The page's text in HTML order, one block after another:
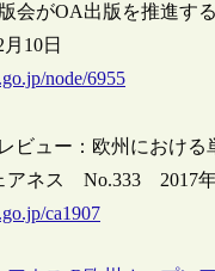
会がOA出版を推進す
月10日
node/6955
ビュー：欧州におけ
アネス No.333 2017年
ca1907